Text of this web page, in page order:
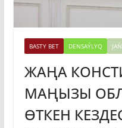
BASTY BET DENSAÝLYQ
ЖАҢА
МАҢЫЗЫ
ӨТКЕН